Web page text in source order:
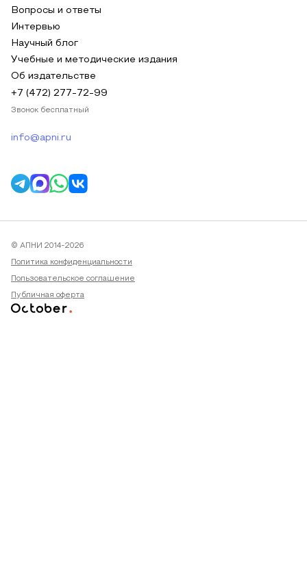
Вопросы и ответы
Интервью
Научный блог
Учебные и методические издания
Об издательстве
+7 (472) 277-72-99
Звонок бесплатный
info@apni.ru
© АПНИ 2014-2026
Политика конфиденциальности
Пользовательское соглашение
Публичная оферта